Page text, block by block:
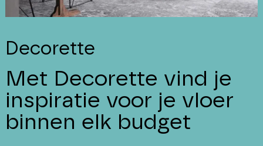
Decorette
Met Decorette vind je
inspiratie voor je vloer
binnen elk budget